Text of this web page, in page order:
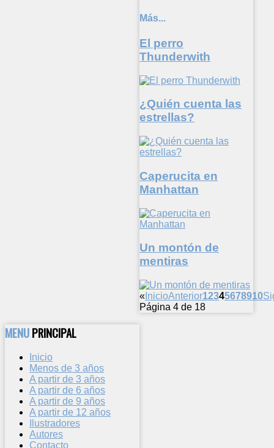
Más...
El perro
Thunderwith
¿Quién cuenta las
estrellas?
Caperucita en
Manhattan
Un montón de
mentiras
« InicioAnterior12345678910
Página 4 de 18
MENUPRINCIPAL
Inicio
Menos de 3 años
A partir de 3 años
A partir de 6 años
A partir de 9 años
A partir de 12 años
Ilustradores
Autores
Contacto